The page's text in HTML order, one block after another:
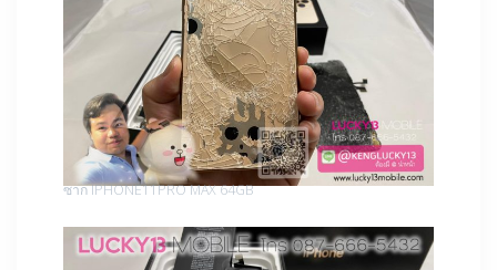
ซาก IPHONE11PRO MAX 64GB